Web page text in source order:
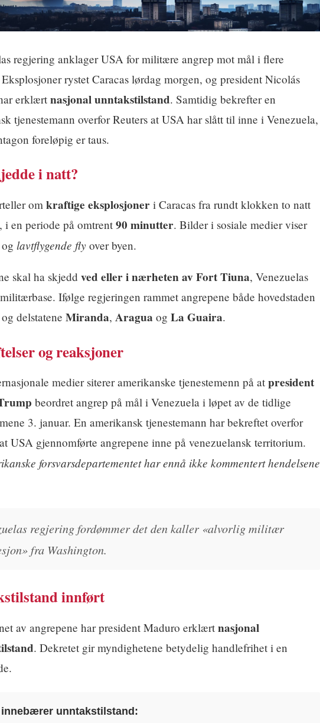
regjering anklager USA for militære angrep mot mål i flere
rystet Caracas lørdag morgen, og president Nicolás
erklært nasjonal unntakstilstand. Samtidig bekrefter en
tjenestemann overfor Reuters at USA har slått til inne i Venezuela,
foreløpig er taus.
i natt?
om kraftige eksplosjoner i Caracas fra rundt klokken to natt
i en periode på omtrent 90 minutter. Bilder i sosiale medier viser
og lavtflygende fly over byen.
skal ha skjeddved eller i nærheten av Fort Tiuna, Venezuelas
Ifølge regjeringen rammet angrepene både hovedstaden
og delstatene Miranda, Aragua og La Guaira.
og reaksjoner
medier siterer amerikanske tjenestemenn på at president
beordret angrep på mål i Venezuela i løpet av de tidlige
3. januar. En amerikansk tjenestemann har bekreftet overfor
at USA gjennomførte angrepene inne på venezuelansk territorium.
forsvarsdepartementet har ennå ikke kommentert hendelsene
regjering fordømmer det den kaller «alvorlig militær
fra Washington.
innført
av angrepene har president Maduro erklært nasjonal
. Dekretet gir myndighetene betydelig handlefrihet i en
innebærer unntakstilstand: